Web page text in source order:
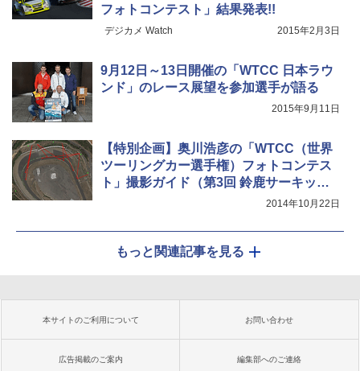
フォトコンテスト」結果発表!!
デジカメ Watch 2015年2月3日
9月12日～13日開催の「WTCC 日本ラウ
ンド」のレース展望を参加選手が語る
2015年9月11日
【特別企画】奥川浩彦の「WTCC（世界
ツーリングカー選手権）フォトコンテス
ト」撮影ガイド（第3回 鈴鹿サーキット
2014年10月22日
もっと関連記事を見る
本サイトのご利用について お問い合わせ
広告掲載のご案内 編集部へのご連絡